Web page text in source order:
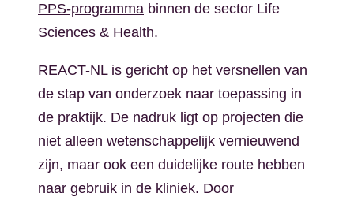
PPS-programma binnen de sector Life
Sciences & Health.
REACT-NL is gericht op het versnellen van
de stap van onderzoek naar toepassing in
de praktijk. De nadruk ligt op projecten die
niet alleen wetenschappelijk vernieuwend
zijn, maar ook een duidelijke route hebben
naar gebruik in de kliniek. Door